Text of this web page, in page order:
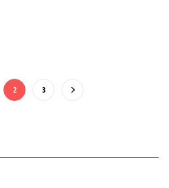
2 3